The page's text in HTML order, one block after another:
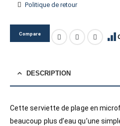
Politique de retour
Compare
DESCRIPTION
Cette serviette de plage en
beaucoup plus d’eau qu’une